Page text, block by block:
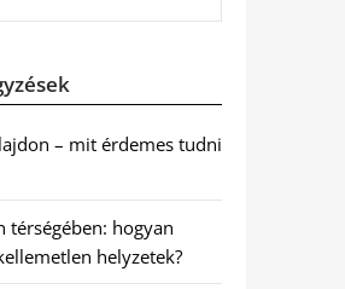
– mit érdemes tudni
térségében: hogyan
helyzetek?